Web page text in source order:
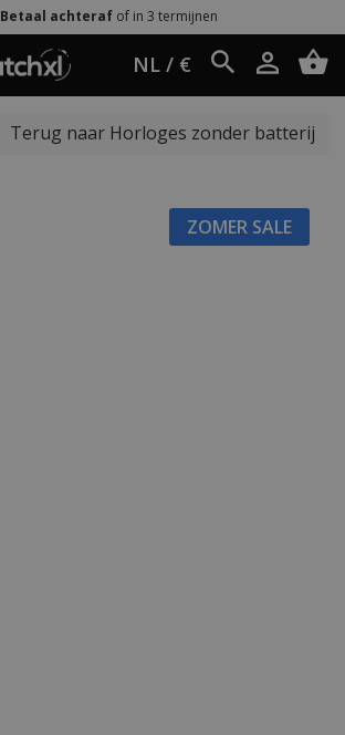
of in 3 termijnen
NL / €
Terug naar Horloges zonder batterij
ZOMER SALE